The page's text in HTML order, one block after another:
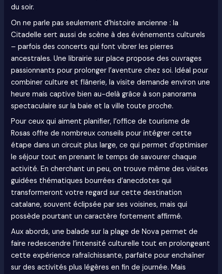
du soir.
On ne parle pas seulement d’histoire ancienne : la
Citadelle sert aussi de scène à des événements culturels
– parfois des concerts qui font vibrer les pierres
ancestrales. Une librairie sur place propose des ouvrages
passionnants pour prolonger l’aventure chez soi. Idéal pour
combiner culture et flânerie, la visite demande environ une
heure mais captive bien au-delà grâce à son panorama
spectaculaire sur la baie et la ville toute proche.
Pour ceux qui aiment planifier, l’office de tourisme de
Rosas offre de nombreux conseils pour intégrer cette
étape dans un circuit plus large, ce qui permet d’optimiser
le séjour tout en prenant le temps de savourer chaque
activité. En cherchant un peu, on trouve même des visites
guidées thématiques bourrées d’anecdotes qui
transformeront votre regard sur cette destination
catalane, souvent éclipsée par ses voisines, mais qui
possède pourtant un caractère fortement affirmé.
Aux abords, une balade sur la plage de Nova permet de
faire redescendre l’intensité culturelle tout en prolongeant
cette expérience rafraîchissante, parfaite pour enchaîner
sur des activités plus légères en fin de journée. Mais